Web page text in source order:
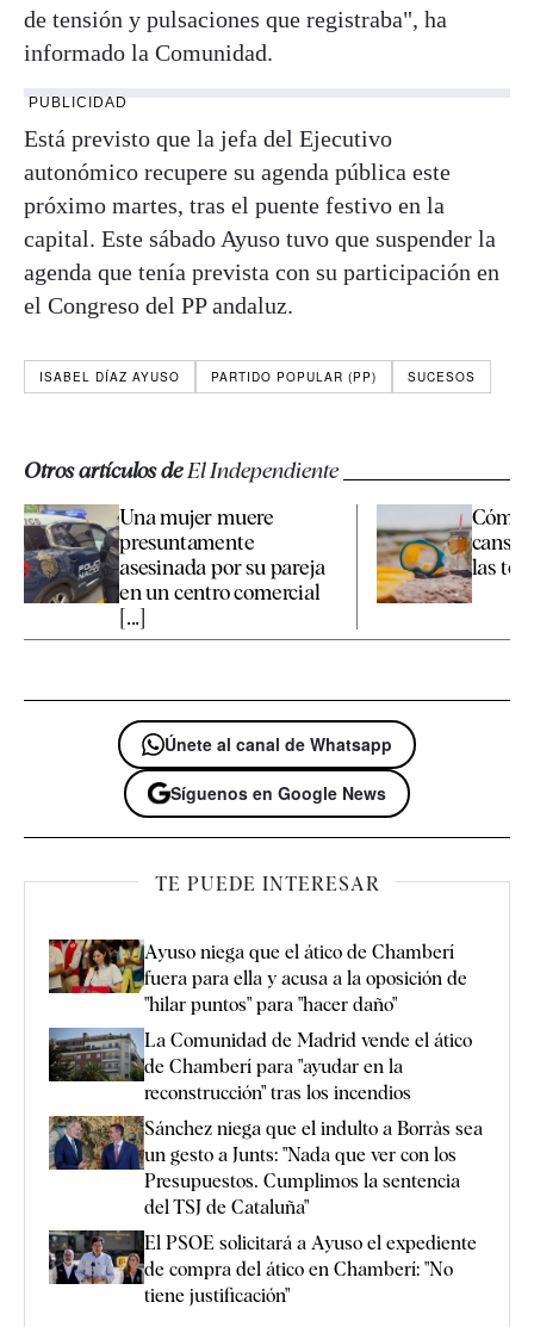
de tensión y pulsaciones que registraba", ha
informado la Comunidad.
PUBLICIDAD
Está previsto que la jefa del Ejecutivo
autonómico recupere su agenda pública este
próximo martes, tras el puente festivo en la
capital. Este sábado Ayuso tuvo que suspender la
agenda que tenía prevista con su participación en
el Congreso del PP andaluz.
ISABEL DÍAZ AYUSO PARTIDO POPULAR (PP) SUCESOS
Otros artículos deEl Independiente
Una mujer muere
presuntamente
asesinada por su pareja
en un centro comercial
[...]
Cómo
las
Únete al canal de Whatsapp
Síguenos en Google News
TE PUEDE INTERESAR
Ayuso niega que el ático de Chamberí
fuera para ella y acusa a la oposición de
"hilar puntos" para "hacer daño"
La Comunidad de Madrid vende el ático
de Chamberí para "ayudar en la
reconstrucción" tras los incendios
Sánchez niega que el indulto a Borràs sea
un gesto a Junts: "Nada que ver con los
Presupuestos. Cumplimos la sentencia
del TSJ de Cataluña"
El PSOE solicitará a Ayuso el expediente
de compra del ático en Chamberí: "No
tiene justificación"